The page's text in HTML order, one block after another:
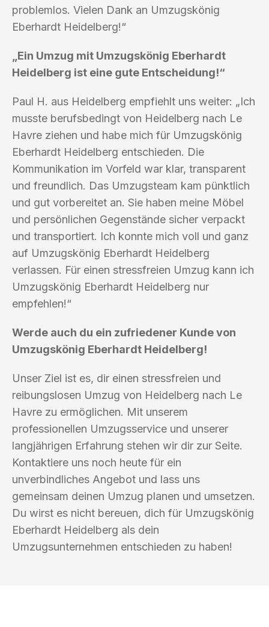
problemlos. Vielen Dank an Umzugskönig
Eberhardt Heidelberg!“
„Ein Umzug mit Umzugskönig Eberhardt
Heidelberg ist eine gute Entscheidung!“
Paul H. aus Heidelberg empfiehlt uns weiter: „Ich
musste berufsbedingt von Heidelberg nach Le
Havre ziehen und habe mich für Umzugskönig
Eberhardt Heidelberg entschieden. Die
Kommunikation im Vorfeld war klar, transparent
und freundlich. Das Umzugsteam kam pünktlich
und gut vorbereitet an. Sie haben meine Möbel
und persönlichen Gegenstände sicher verpackt
und transportiert. Ich konnte mich voll und ganz
auf Umzugskönig Eberhardt Heidelberg
verlassen. Für einen stressfreien Umzug kann ich
Umzugskönig Eberhardt Heidelberg nur
empfehlen!“
Werde auch du ein zufriedener Kunde von
Umzugskönig Eberhardt Heidelberg!
Unser Ziel ist es, dir einen stressfreien und
reibungslosen Umzug von Heidelberg nach Le
Havre zu ermöglichen. Mit unserem
professionellen Umzugsservice und unserer
langjährigen Erfahrung stehen wir dir zur Seite.
Kontaktiere uns noch heute für ein
unverbindliches Angebot und lass uns
gemeinsam deinen Umzug planen und umsetzen.
Du wirst es nicht bereuen, dich für Umzugskönig
Eberhardt Heidelberg als dein
Umzugsunternehmen entschieden zu haben!